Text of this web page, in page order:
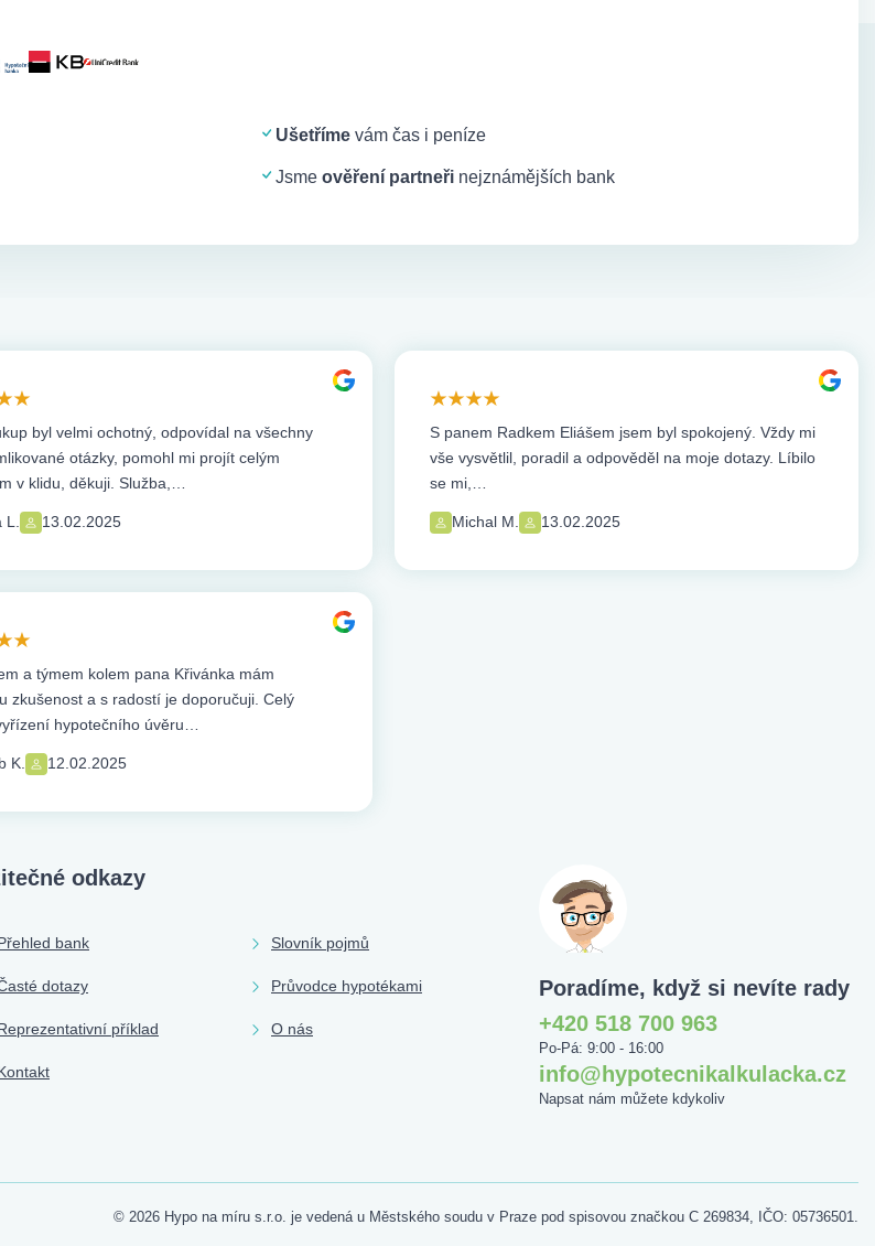
Ušetříme vám čas i peníze
Jsme ověření partneři nejznámějších bank
byl velmi ochotný, odpovídal na všechny
otázky, pomohl mi projít celým
v klidu, děkuji. Služba,…
L. 13.02.2025
S panem Radkem Eliášem jsem byl spokojený. Vždy mi
vše vysvětlil, poradil a odpověděl na moje dotazy. Líbilo
se mi,…
Michal M. 13.02.2025
a týmem kolem pana Křivánka mám
zkušenost a s radostí je doporučuji. Celý
hypotečního úvěru…
K. 12.02.2025
odkazy
bank Slovník pojmů
dotazy Průvodce hypotékami
příklad O nás
Poradíme, když si nevíte rady
+420 518 700 963
Po-Pá: 9:00 - 16:00
info@hypotecnikalkulacka.cz
Napsat nám můžete kdykoliv
© 2026 Hypo na míru s.r.o. je vedená u Městského soudu v Praze pod spisovou značkou C 269834, IČO: 05736501.